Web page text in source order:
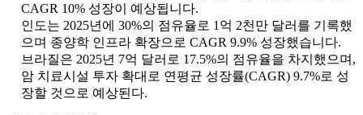
CAGR 10% 성장이 예상됩니다.
인도는 2025년에 30%의 점유율로 1억 2천만 달러를 기록했
으며 종양학 인프라 확장으로 CAGR 9.9% 성장했습니다.
브라질은 2025년 7억 달러로 17.5%의 점유율을 차지했으며,
암 치료시설 투자 확대로 연평균 성장률(CAGR) 9.7%로 성
장할 것으로 예상된다.